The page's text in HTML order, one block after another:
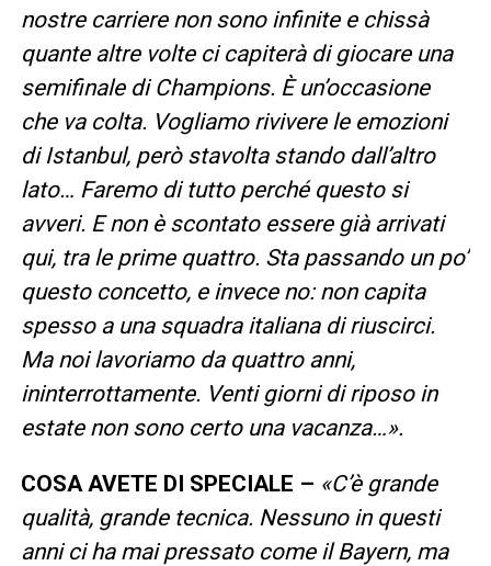
nostre carriere non sono infinite e chissà
quante altre volte ci capiterà di giocare una
semifinale di Champions. È un’occasione
che va colta. Vogliamo rivivere le emozioni
di Istanbul, però stavolta stando dall’altro
lato… Faremo di tutto perché questo si
avveri. E non è scontato essere già arrivati
qui, tra le prime quattro. Sta passando un po’
questo concetto, e invece no: non capita
spesso a una squadra italiana di riuscirci.
Ma noi lavoriamo da quattro anni,
ininterrottamente. Venti giorni di riposo in
estate non sono certo una vacanza…».
COSA AVETE DI SPECIALE – «C’è grande
qualità, grande tecnica. Nessuno in questi
anni ci ha mai pressato come il Bayern, ma